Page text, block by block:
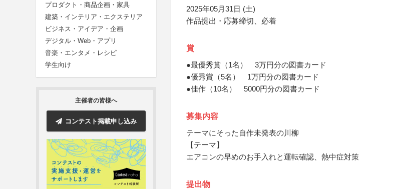
プロダクト・商品企画・家具
建築・インテリア・エクステリア
ビジネス・アイデア・企画
デジタル・Web・アプリ
音楽・エンタメ・レシピ
学生向け
主催者の皆様へ
コンテスト掲載申し込み
2025年05月31日 (土)
作品提出・応募締切、必着
賞
●最優秀賞（1名） 3万円分の図書カード
●優秀賞（5名） 1万円分の図書カード
●佳作（10名） 5000円分の図書カード
募集内容
テーマにそった自作未発表の川柳
【テーマ】
エアコンの早めのお手入れと運転確認、熱中症対策
提出物